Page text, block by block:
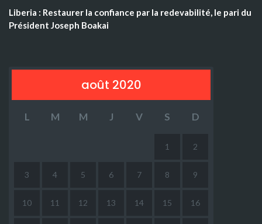
Liberia : Restaurer la confiance par la redevabilité, le pari du
Président Joseph Boakai
août 2020
L M M J V S D
1 2
3 4 5 6 7 8 9
10 11 12 13 14 15 16